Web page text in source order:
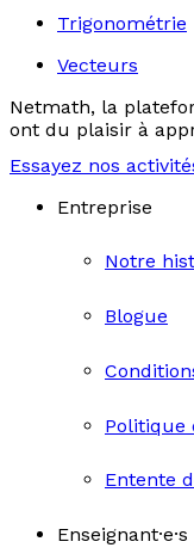
Trigonométrie
Vecteurs
Netmath, la
ont du plaisir à
Essayez nos
Entreprise
Notre
Blogue
Politique
Entente
Enseignant·e·s